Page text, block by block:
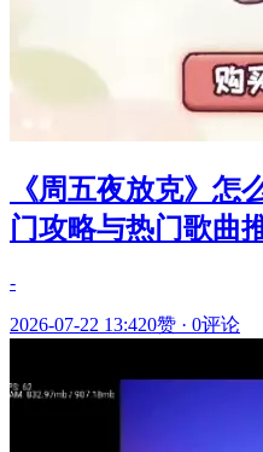
《周五夜放克》怎
门攻略与热门歌曲
-
2026-07-22 13:420赞 · 0评论